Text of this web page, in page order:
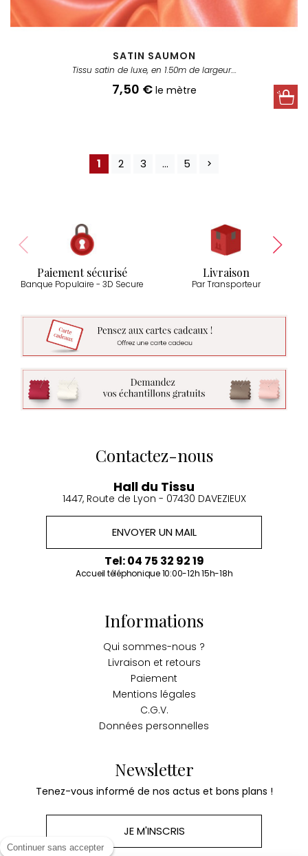
Continuer sans accepter
SATIN SAUMON
Tissu satin de luxe, en 1.50m de largeur....
Prix
7,50 € le mètre
1 2 3 … 5
Paiement sécurisé
Banque Populaire - 3D Secure
Livraison
Par Transporteur
Contactez-nous
Hall du Tissu
1447, Route de Lyon - 07430 DAVEZIEUX
ENVOYER UN MAIL
Tel: 04 75 32 92 19
Accueil téléphonique 10:00-12h 15h-18h
Informations
Qui sommes-nous ?
Livraison et retours
Paiement
Mentions légales
C.G.V.
Données personnelles
Newsletter
Tenez-vous informé de nos actus et bons plans !
JE M'INSCRIS